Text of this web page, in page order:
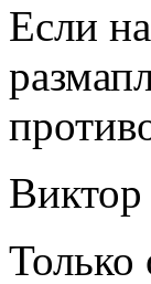
Если
Только